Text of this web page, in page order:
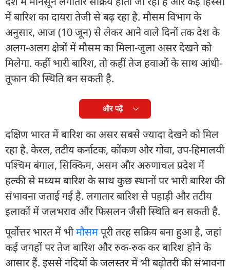
में बारिश का दायरा तेजी से बढ़ रहा है. मौसम विभाग के
अनुसार, आज (10 जून) से लेकर आने वाले दिनों तक देश के
अलग-अलग क्षेत्रों में मौसम का मिला-जुला असर देखने को
मिलेगा. कहीं भारी बारिश, तो कहीं तेज हवाओं के साथ आंधी-
तूफान की स्थिति बन सकती है.
और पढ़ें
दक्षिण भारत में बारिश का असर सबसे ज्यादा देखने को मिल
रहा है. केरल, तटीय कर्नाटक, कोंकण और गोवा, उप-हिमालयी
पश्चिम बंगाल, सिक्किम, असम और अरुणाचल प्रदेश में
हल्की से मध्यम बारिश के साथ कुछ स्थानों पर भारी बारिश की
संभावना जताई गई है. लगातार बारिश से पहाड़ी और तटीय
इलाकों में जलभराव और फिसलन जैसी स्थिति बन सकती है.
पूर्वोत्तर भारत में भीमौसमपूरी तरह सक्रिय बना हुआ है, जहां
कई जगहों पर तेज बारिश और रुक-रुक कर बारिश होने के
आसार हैं. इससे नदियों के जलस्तर में भी बढ़ोतरी की संभावना